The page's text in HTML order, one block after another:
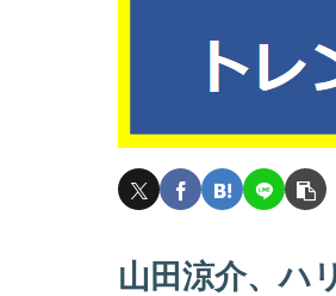
山田涼介、ハ